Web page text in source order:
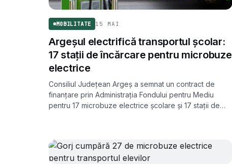
MOBILITATE 15 MAI
Argeșul electrifică transportul școlar:
17 stații de încărcare pentru microbuze
electrice
Consiliul Județean Argeș a semnat un contract de
finanțare prin Administrația Fondului pentru Mediu
pentru 17 microbuze electrice școlare și 17 stații de